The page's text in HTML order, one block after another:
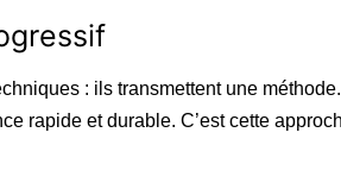
: ils transmettent une
rapide et durable. C’est cette